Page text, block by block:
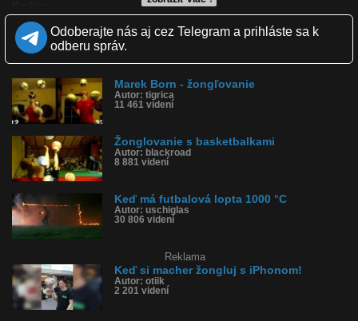
Zverejnené: 7.12.2010 11:34
Páči sa: 93% (101 hlasov)
Obľúbené: 37
Komentárov: 102
Kategória: športy
Tagy: žonglovanie, driblovanie, balancovanie, lopta, žena, kočka,
baba
História sledovanosti videa:
Odoberajte nás aj cez Telegram a prihláste sa k
odberu správ.
Marek Born - žongľovanie
Autor: tigrica
11 461 videní
Žonglovanie s basketbalkami
Autor: blackroad
8 881 videní
Keď má futbalová lopta 1000 °C
Autor: uschiglas
30 806 videní
Reklama
Keď si macher žongluj s iPhonom!
Autor: otiik
2 201 videní